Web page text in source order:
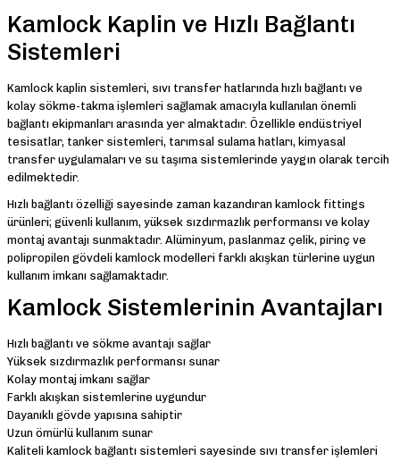
Kamlock Kaplin ve Hızlı Bağlantı
Sistemleri
Kamlock kaplin sistemleri, sıvı transfer hatlarında hızlı bağlantı ve
kolay sökme-takma işlemleri sağlamak amacıyla kullanılan önemli
bağlantı ekipmanları arasında yer almaktadır. Özellikle endüstriyel
tesisatlar, tanker sistemleri, tarımsal sulama hatları, kimyasal
transfer uygulamaları ve su taşıma sistemlerinde yaygın olarak tercih
edilmektedir.
Hızlı bağlantı özelliği sayesinde zaman kazandıran kamlock fittings
ürünleri; güvenli kullanım, yüksek sızdırmazlık performansı ve kolay
montaj avantajı sunmaktadır. Alüminyum, paslanmaz çelik, pirinç ve
polipropilen gövdeli kamlock modelleri farklı akışkan türlerine uygun
kullanım imkanı sağlamaktadır.
Kamlock Sistemlerinin Avantajları
Hızlı bağlantı ve sökme avantajı sağlar
Yüksek sızdırmazlık performansı sunar
Kolay montaj imkanı sağlar
Farklı akışkan sistemlerine uygundur
Dayanıklı gövde yapısına sahiptir
Uzun ömürlü kullanım sunar
Kaliteli kamlock bağlantı sistemleri sayesinde sıvı transfer işlemleri